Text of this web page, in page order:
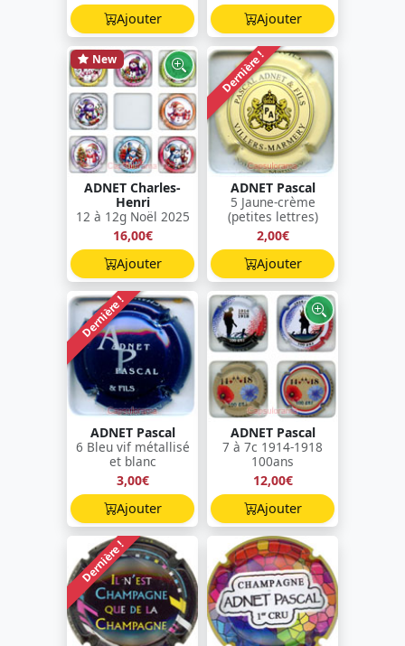
Ajouter
Ajouter
New
ADNET Charles-
Henri
12 à 12g Noël 2025
16,00€
Ajouter
Dernière !
ADNET Pascal
5 Jaune-crème
(petites lettres)
2,00€
Ajouter
Dernière !
ADNET Pascal
6 Bleu vif métallisé
et blanc
3,00€
Ajouter
ADNET Pascal
7 à 7c 1914-1918
100ans
12,00€
Ajouter
Dernière !